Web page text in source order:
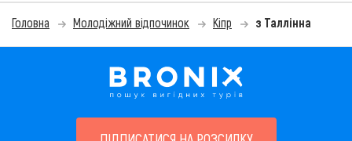
Головна Молодіжний відпочинок Кіпр з Таллінна